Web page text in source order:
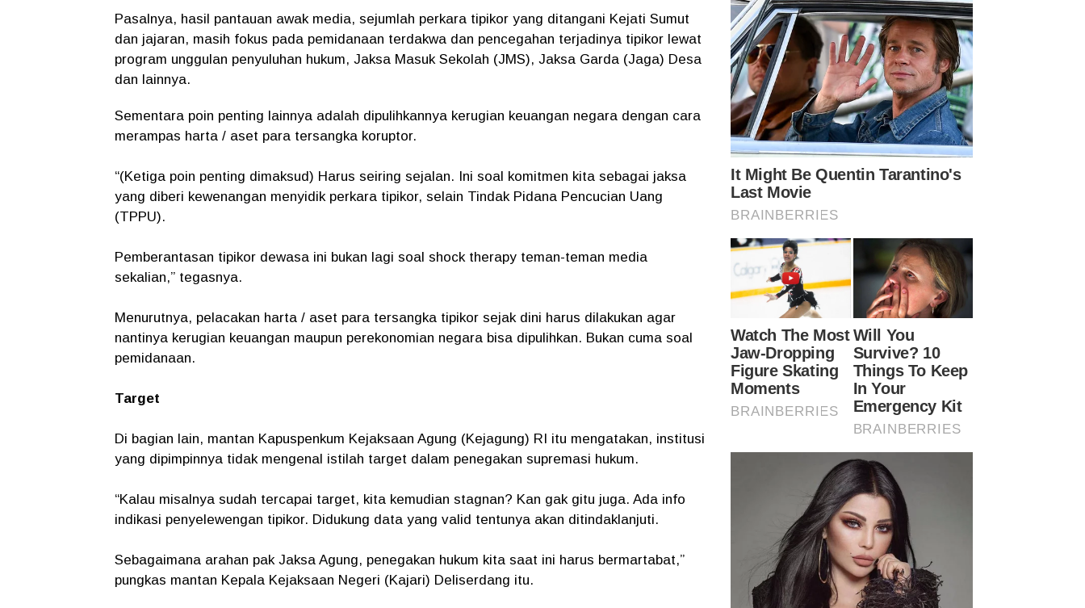
Pasalnya, hasil pantauan awak media, sejumlah perkara tipikor yang ditangani Kejati Sumut
dan jajaran, masih fokus pada pemidanaan terdakwa dan pencegahan terjadinya tipikor lewat
program unggulan penyuluhan hukum, Jaksa Masuk Sekolah (JMS), Jaksa Garda (Jaga) Desa
dan lainnya.
Sementara poin penting lainnya adalah dipulihkannya kerugian keuangan negara dengan cara
merampas harta / aset para tersangka koruptor.
“(Ketiga poin penting dimaksud) Harus seiring sejalan. Ini soal komitmen kita sebagai jaksa
yang diberi kewenangan menyidik perkara tipikor, selain Tindak Pidana Pencucian Uang
(TPPU).
Pemberantasan tipikor dewasa ini bukan lagi soal shock therapy teman-teman media
sekalian,” tegasnya.
Menurutnya, pelacakan harta / aset para tersangka tipikor sejak dini harus dilakukan agar
nantinya kerugian keuangan maupun perekonomian negara bisa dipulihkan. Bukan cuma soal
pemidanaan.
Target
Di bagian lain, mantan Kapuspenkum Kejaksaan Agung (Kejagung) RI itu mengatakan, institusi
yang dipimpinnya tidak mengenal istilah target dalam penegakan supremasi hukum.
“Kalau misalnya sudah tercapai target, kita kemudian stagnan? Kan gak gitu juga. Ada info
indikasi penyelewengan tipikor. Didukung data yang valid tentunya akan ditindaklanjuti.
Sebagaimana arahan pak Jaksa Agung, penegakan hukum kita saat ini harus bermartabat,”
pungkas mantan Kepala Kejaksaan Negeri (Kajari) Deliserdang itu.